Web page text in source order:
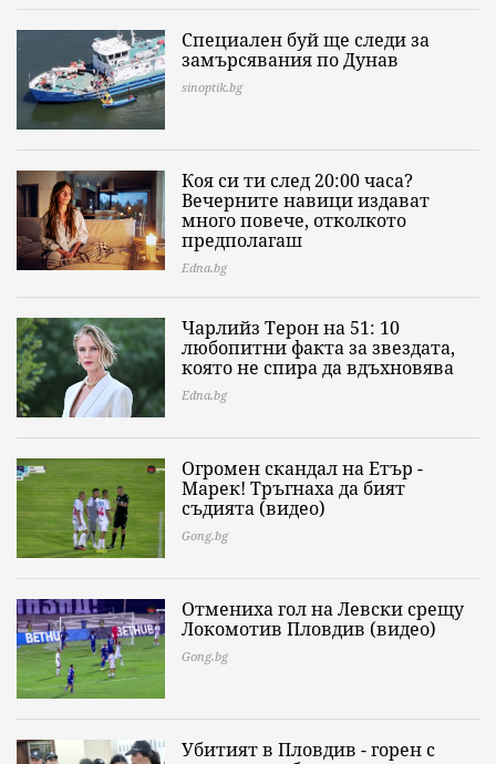
Специален буй ще следи за
замърсявания по Дунав
sinoptik.bg
Коя си ти след 20:00 часа?
Вечерните навици издават
много повече, отколкото
предполагаш
Edna.bg
Чарлийз Терон на 51: 10
любопитни факта за звездата,
която не спира да вдъхновява
Edna.bg
Огромен скандал на Етър -
Марек! Тръгнаха да бият
съдията (видео)
Gong.bg
Отмениха гол на Левски срещу
Локомотив Пловдив (видео)
Gong.bg
Убитият в Пловдив - горен с